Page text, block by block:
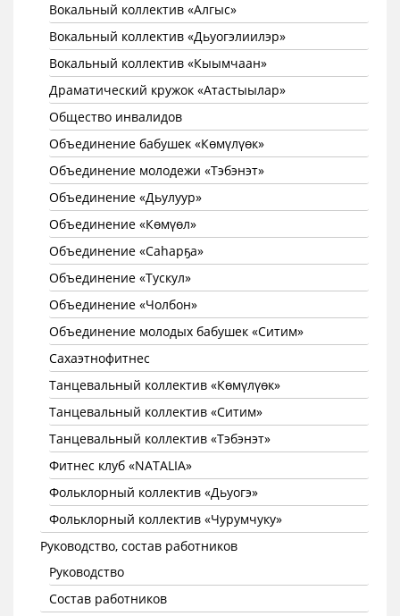
Вокальный коллектив «Алгыс»
Вокальный коллектив «Дьуогэлиилэр»
Вокальный коллектив «Кыымчаан»
Драматический кружок «Атастыылар»
Общество инвалидов
Объединение бабушек «Көмүлүөк»
Объединение молодежи «Тэбэнэт»
Объединение «Дьулуур»
Объединение «Көмүөл»
Объединение «Саhарҕа»
Объединение «Тускул»
Объединение «Чолбон»
Объединение молодых бабушек «Ситим»
Сахаэтнофитнес
Танцевальный коллектив «Көмүлүөк»
Танцевальный коллектив «Ситим»
Танцевальный коллектив «Тэбэнэт»
Фитнес клуб «NATALIA»
Фольклорный коллектив «Дьуогэ»
Фольклорный коллектив «Чурумчуку»
Руководство, состав работников
Руководство
Состав работников